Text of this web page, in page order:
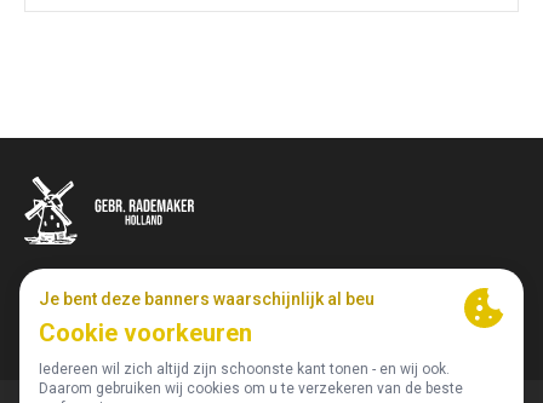
Johan Enschedeweg 98 • 1422 DR Uithoorn • Nederland • T
‭+31 297 59 32 13‬
info@rademakerdairy.nl